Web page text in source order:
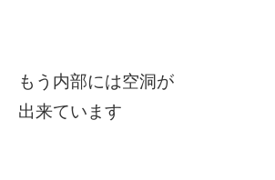
もう内部には空洞が
出来ています